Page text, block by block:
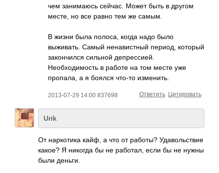
чем занимаюсь сейчас. Может быть в другом
месте, но все равно тем же самым.
В жизни была полоса, когда надо было
выживать. Самый ненавистный период, который
закончился сильной депрессией.
Необходимость в работе на том месте уже
пропала, а я боялся что-то изменить.
2013-07-29 14:00 #37698 Цитировать
Ответить
Urik
От наркотика кайф, а что от работы? Удавольствие
какое? Я никогда бы не работал, если бы не нужны
были деньги.